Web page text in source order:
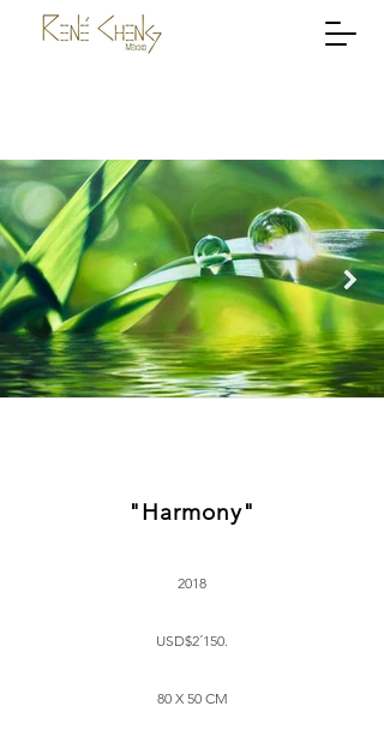
"Harmony"
2018
USD$2´150.
80 X 50 CM